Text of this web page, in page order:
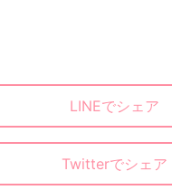
LINEでシェア
Twitterでシェア